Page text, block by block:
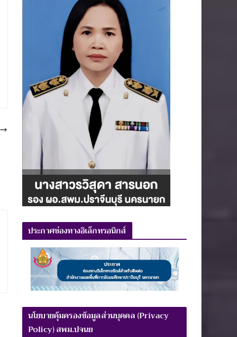
ประกาศช่องทางอิเล็กทรอนิกส์
นโยบายคุ้มครองข้อมูลส่วนบุคคล (Privacy
Policy) สพม.ปจนย